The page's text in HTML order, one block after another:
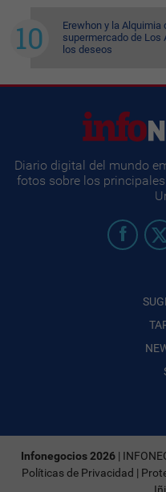
Erewhon y la Alquimia
supermercado de Los
los deseos
Diario digital del mundo
fotos sobre los
Infonegocios 2026 |
Políticas de Privacidad |